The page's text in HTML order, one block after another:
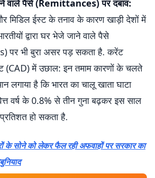
वाले पैसे (Remittances) पर दबाव:
मिडिल ईस्ट के तनाव के कारण खाड़ी देशों में
द्वारा घर भेजे जाने वाले पैसे
पर भी बुरा असर पड़ सकता है. करेंट
(CAD) में उछाल: इन तमाम कारणों के चलते
लगाया है कि भारत का चालू खाता घाटा
वर्ष के 0.8% से तीन गुना बढ़कर इस साल
हो सकता है.
के सोने को लेकर फैल रही अफवाहों पर सरकार का